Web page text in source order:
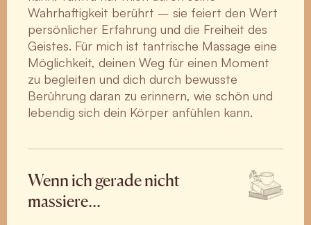
Wahrhaftigkeit berührt – sie feiert den Wert
persönlicher Erfahrung und die Freiheit des
Geistes. Für mich ist tantrische Massage eine
Möglichkeit, deinen Weg für einen Moment
zu begleiten und dich durch bewusste
Berührung daran zu erinnern, wie schön und
lebendig sich dein Körper anfühlen kann.
Wenn ich gerade nicht
massiere…